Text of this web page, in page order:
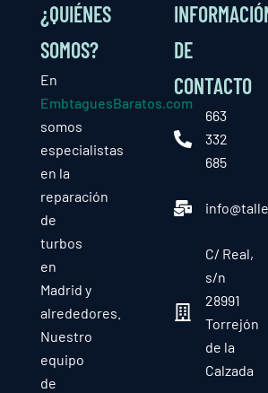
¿QUIÉNES
SOMOS?
En
EmbtaguesBaratos.com
somos
especialistas
en la
reparación
de
turbos
en
Madrid y
alrededores.
Nuestro
equipo
de
DE
CONTACTO
663
332
685
C/ Real,
s/n
28991
Torrejón
de la
Calzada